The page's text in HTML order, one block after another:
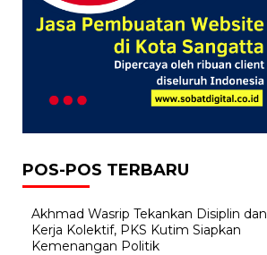
POS-POS TERBARU
Akhmad Wasrip Tekankan Disiplin dan
Kerja Kolektif, PKS Kutim Siapkan
Kemenangan Politik